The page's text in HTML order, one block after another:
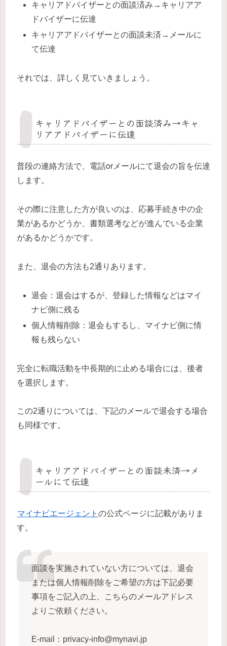
キャリアドバイザーとの面談済み→キャリアア
ドバイザーに伝達
キャリアアドバイザーとの面談未済→メールに
て伝達
それでは、詳しく見ていきましょう。
キャリアドバイザーとの面談済み→キャ
リアアドバイザーに伝達
普段の連絡方法で、電話orメールにて退会の旨を伝達
します。
その際に注意した方が良いのは、応募手続き中の企
業があるかどうか、書類選考などが進んでいる企業
があるかどうかです。
また、退会の方法も2通りあります。
退会：退会はするが、登録した情報などはマイ
ナビ側に残る
個人情報削除：退会もするし、マイナビ側に情
報も残らない
完全に転職活動を中長期的に止める場合には、後者
を選択します。
この2通りについては、下記のメールで退会する場合
も同様です。
キャリアアドバイザーとの面談未済→メ
ールにて伝達
マイナビエージェント の公式ページに記載がありま
す。
面談を実施されていない方については、退会
または個人情報削除をご希望の方は下記必要
事項をご記入の上、こちらのメールアドレス
よりご依頼ください。
E-mail：privacy-info@mynavi.jp